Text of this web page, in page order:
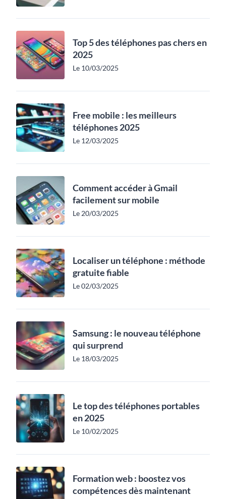
Top 5 des téléphones pas chers en
2025
Le 10/03/2025
Free mobile : les meilleurs
téléphones 2025
Le 12/03/2025
Comment accéder à Gmail
facilement sur mobile
Le 20/03/2025
Localiser un téléphone : méthode
gratuite fiable
Le 02/03/2025
Samsung : le nouveau téléphone
qui surprend
Le 18/03/2025
Le top des téléphones portables
en 2025
Le 10/02/2025
Formation web : boostez vos
compétences dès maintenant